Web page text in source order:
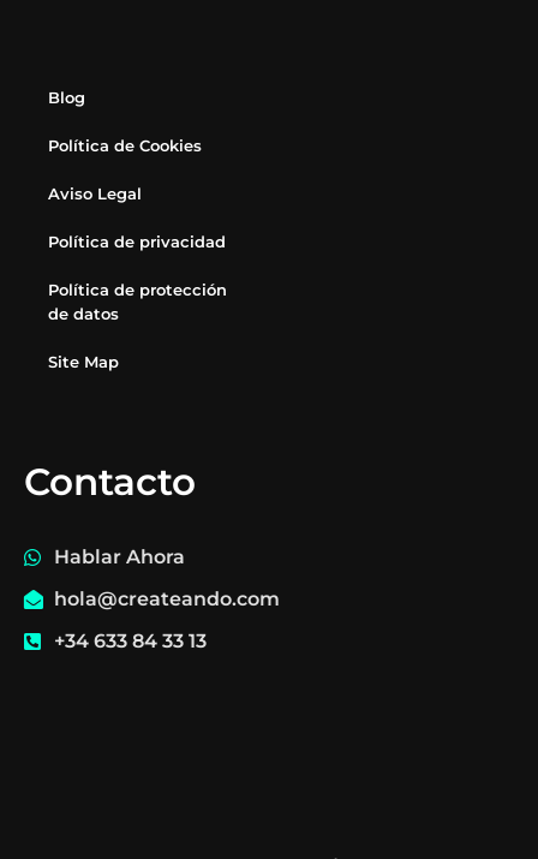
Blog
Política de Cookies
Aviso Legal
Política de privacidad
Política de protección
de datos
Site Map
Contacto
Hablar Ahora
hola@createando.com
+34 633 84 33 13